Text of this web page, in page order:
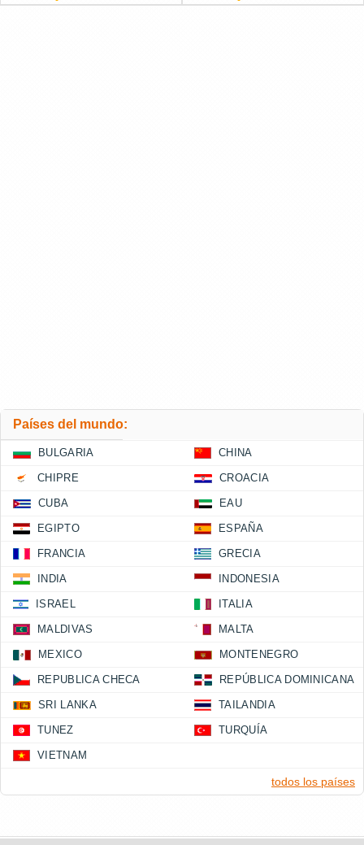
Países del mundo:
BULGARIA CHINA
CHIPRE CROACIA
CUBA EAU
EGIPTO ESPAÑA
FRANCIA GRECIA
INDIA INDONESIA
ISRAEL ITALIA
MALDIVAS MALTA
MEXICO MONTENEGRO
REPUBLICA CHECA REPÚBLICA DOMINICANA
SRI LANKA TAILANDIA
TUNEZ TURQUÍA
VIETNAM
todos los países